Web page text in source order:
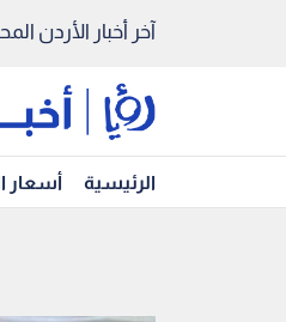
آخر أخبار الأردن
الرئيسية أسعار